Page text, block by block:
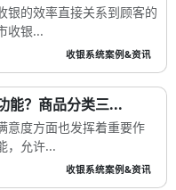
银的效率直接关系到顾客的
收银...
收银系统案例&资讯
能？商品分类三...
意度方面也发挥着重要作
，允许...
收银系统案例&资讯